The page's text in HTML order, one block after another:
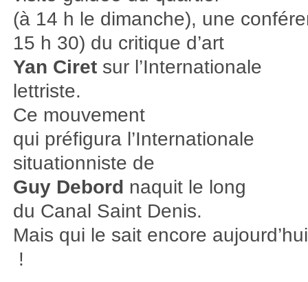
(à 14 h le dimanche), une
15 h 30) du critique d’art
Yan Ciret sur l’Internationale
lettriste.
Ce mouvement
qui préfigura l’Internationale
situationniste de
Guy Debord naquit le long
du Canal Saint Denis.
Mais qui le sait encore aujourd’hui
!